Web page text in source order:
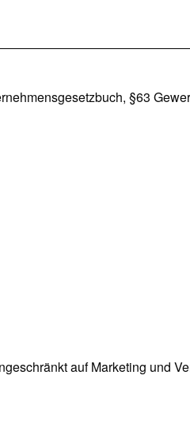
§63
auf Marketing und